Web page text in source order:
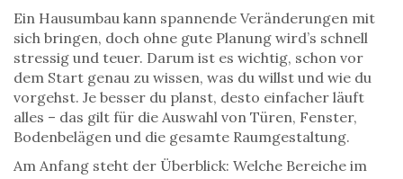
Ein Hausumbau kann spannende Veränderungen mit
sich bringen, doch ohne gute Planung wird’s schnell
stressig und teuer. Darum ist es wichtig, schon vor
dem Start genau zu wissen, was du willst und wie du
vorgehst. Je besser du planst, desto einfacher läuft
alles – das gilt für die Auswahl von Türen, Fenster,
Bodenbelägen und die gesamte Raumgestaltung.
Am Anfang steht der Überblick: Welche Bereiche im